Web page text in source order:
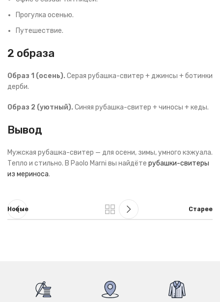
Прогулка осенью.
Путешествие.
2 образа
Образ 1 (осень). Серая рубашка-свитер + джинсы + ботинки
дерби.
Образ 2 (уютный). Синяя рубашка-свитер + чиносы + кеды.
Вывод
Мужская рубашка-свитер — для осени, зимы, умного кэжуала.
Тепло и стильно. В Paolo Marni вы найдёте рубашки-свитеры
из мериноса.
Новые Старее